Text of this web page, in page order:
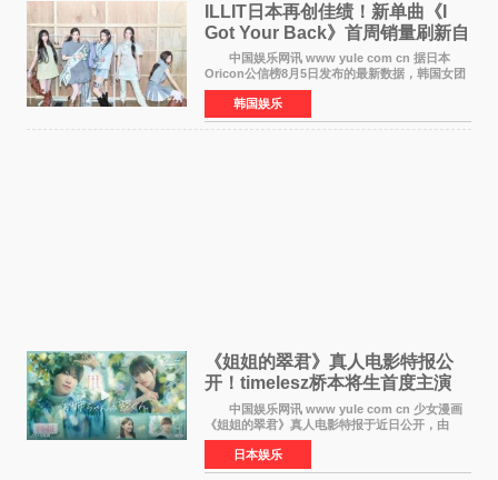
ILLIT日本再创佳绩！新单曲《I
Got Your Back》首周销量刷新自
身纪录
中国娱乐网讯 www yule com cn 据日本
Oricon公信榜8月5日发布的最新数据，韩国女团
ILLIT在日本发行的第二张单曲《I Got Your
Back》首周销量达到71,009张，成功跻身最新一
期周单曲排行
韩国娱乐
《姐姐的翠君》真人电影特报公
开！timelesz桥本将生首度主演
12月4日上映
中国娱乐网讯 www yule com cn 少女漫画
《姐姐的翠君》真人电影特报于近日公开，由
timelesz成员桥本将生担任主演，这也是他首次
担任电影主演，引发高度关注。 女高中生咲
苗翠（中岛瑠菜
日本娱乐